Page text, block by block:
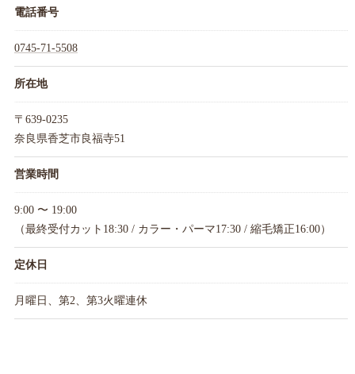
電話番号
0745-71-5508
所在地
〒639-0235
奈良県香芝市良福寺51
営業時間
9:00 〜 19:00
（最終受付カット18:30 / カラー・パーマ17:30 / 縮毛矯正16:00）
定休日
月曜日、第2、第3火曜連休